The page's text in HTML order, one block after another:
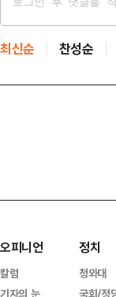
최신순 찬성순
오피니언
칼럼
기자의 눈
정치
청와대
국회/정